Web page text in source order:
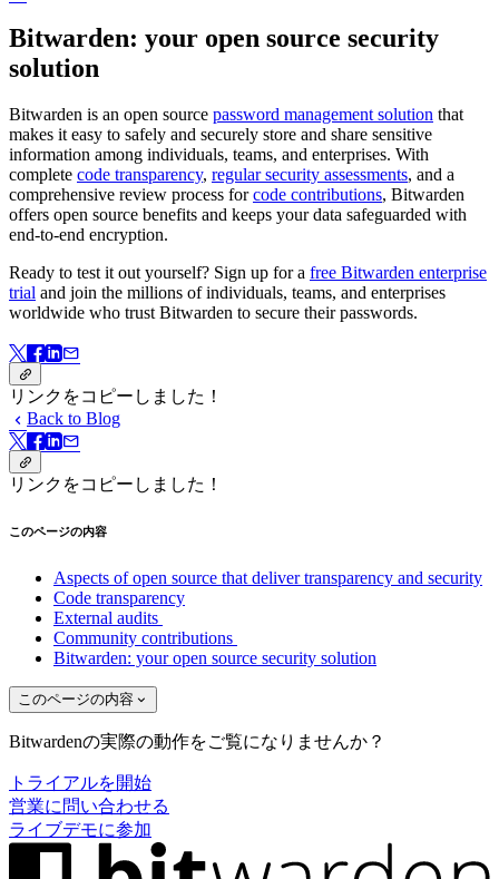
Bitwarden: your open source security
solution
Bitwarden is an open source password management solution that
makes it easy to safely and securely store and share sensitive
information among individuals, teams, and enterprises. With
complete code transparency, regular security assessments, and a
comprehensive review process forcode contributions, Bitwarden
offers open source benefits and keeps your data safeguarded with
end-to-end encryption.
Ready to test it out yourself? Sign up for a free Bitwarden enterprise
trial and join the millions of individuals, teams, and enterprises
worldwide who trust Bitwarden to secure their passwords.
リンクをコピーしました！
Back to Blog
リンクをコピーしました！
このページの内容
Aspects of open source that deliver transparency and security
Code transparency
External audits
Community contributions
Bitwarden: your open source security solution
このページの内容
Bitwardenの実際の動作をご覧になりませんか？
トライアルを開始
営業に問い合わせる
ライブデモに参加